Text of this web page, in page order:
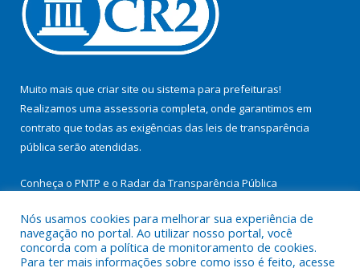
Muito mais que criar site ou sistema para prefeituras!
Realizamos uma assessoria completa, onde garantimos em
contrato que todas as exigências das leis de transparência
pública serão atendidas.
Conheça o PNTP e o Radar da Transparência Pública
Nós usamos cookies para melhorar sua experiência de
navegação no portal. Ao utilizar nosso portal, você
concorda com a política de monitoramento de cookies.
Para ter mais informações sobre como isso é feito, acesse